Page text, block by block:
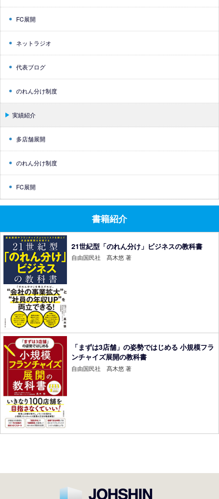
FC展開
ネットラジオ
代表ブログ
のれん分け制度
実績紹介
多店舗展開
のれん分け制度
FC展開
書籍紹介
21世紀型「のれん分け」ビジネスの教科書
自由国民社 髙木悠 著
「まずは3店舗」の姿勢ではじめる 小規模フラ
ンチャイズ展開の教科書
自由国民社 髙木悠 著